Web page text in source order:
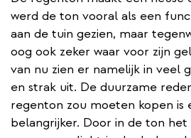
werd de ton vooral als een
aan de tuin gezien, maar
oog ook zeker waar voor zijn
van nu zien er namelijk in veel
en strak uit. De duurzame
regenton zou moeten kopen is
belangrijker. Door in de ton